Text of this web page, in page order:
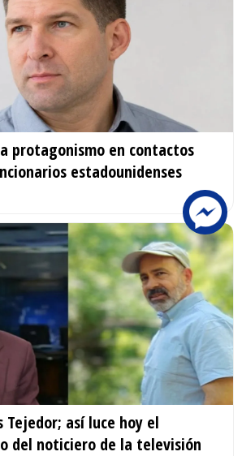
protagonismo en contactos
estadounidenses
Tejedor; así luce hoy el
del noticiero de la televisión